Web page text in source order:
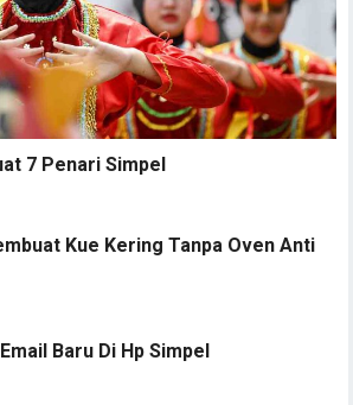
7 Penari Simpel
Kue Kering Tanpa Oven Anti
Baru Di Hp Simpel